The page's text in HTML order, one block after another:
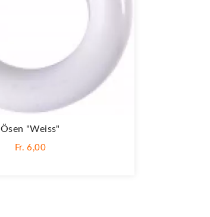
Ösen "Weiss"
Fr. 6,00